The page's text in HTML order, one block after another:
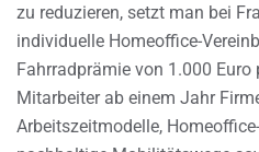
zu reduzieren, setzt man bei
individuelle Homeoffice-
Fahrradprämie von 1.000
Mitarbeiter ab einem Jahr
Arbeitszeitmodelle,